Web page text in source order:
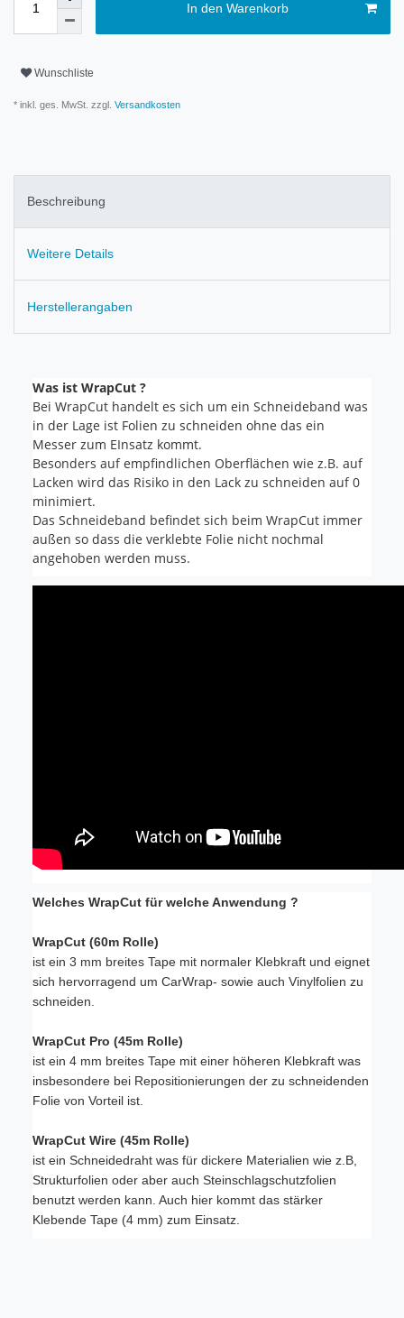
In den Warenkorb
Wunschliste
* inkl. ges. MwSt. zzgl. Versandkosten
Beschreibung
Weitere Details
Herstellerangaben
Was ist WrapCut ?
Bei WrapCut handelt es sich um ein Schneideband was
in der Lage ist Folien zu schneiden ohne das ein
Messer zum EInsatz kommt.
Besonders auf empfindlichen Oberflächen wie z.B. auf
Lacken wird das Risiko in den Lack zu schneiden auf 0
minimiert.
Das Schneideband befindet sich beim WrapCut immer
außen so dass die verklebte Folie nicht nochmal
angehoben werden muss.
Welches WrapCut für welche Anwendung ?
WrapCut (60m Rolle)
ist ein 3 mm breites Tape mit normaler Klebkraft und eignet
sich hervorragend um CarWrap- sowie auch Vinylfolien zu
schneiden.
WrapCut Pro (45m Rolle)
ist ein 4 mm breites Tape mit einer höheren Klebkraft was
insbesondere bei Repositionierungen der zu schneidenden
Folie von Vorteil ist.
WrapCut Wire (45m Rolle)
ist ein Schneidedraht was für dickere Materialien wie z.B,
Strukturfolien oder aber auch Steinschlagschutzfolien
benutzt werden kann. Auch hier kommt das stärker
Klebende Tape (4 mm) zum Einsatz.